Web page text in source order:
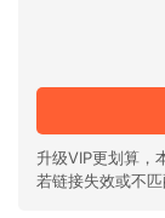
升级VIP更划算，
若链接失效或不